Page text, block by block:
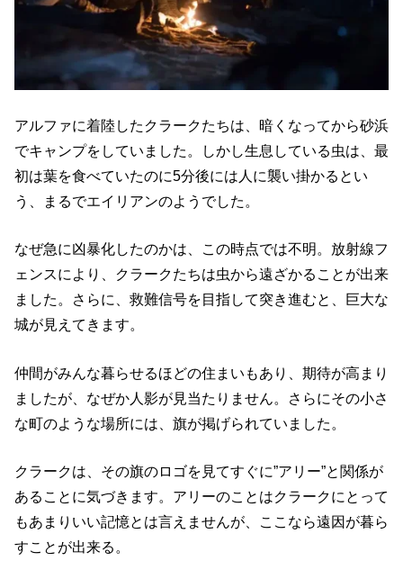
アルファに着陸したクラークたちは、暗くなってから砂浜
でキャンプをしていました。しかし生息している虫は、最
初は葉を食べていたのに5分後には人に襲い掛かるとい
う、まるでエイリアンのようでした。
なぜ急に凶暴化したのかは、この時点では不明。放射線フ
ェンスにより、クラークたちは虫から遠ざかることが出来
ました。さらに、救難信号を目指して突き進むと、巨大な
城が見えてきます。
仲間がみんな暮らせるほどの住まいもあり、期待が高まり
ましたが、なぜか人影が見当たりません。さらにその小さ
な町のような場所には、旗が掲げられていました。
クラークは、その旗のロゴを見てすぐに”アリー”と関係が
あることに気づきます。アリーのことはクラークにとって
もあまりいい記憶とは言えませんが、ここなら遠因が暮ら
すことが出来る。